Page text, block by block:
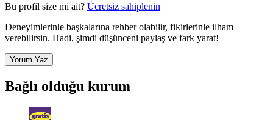
Bu profil size mi ait? Ücretsiz sahiplenin
Deneyimlerinle başkalarına rehber olabilir, fikirlerinle ilham
verebilirsin. Hadi, şimdi düşünceni paylaş ve fark yarat!
Yorum Yaz
Bağlı olduğu kurum